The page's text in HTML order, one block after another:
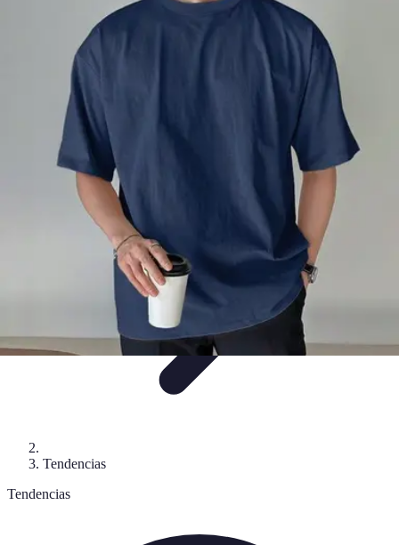
Abrigos y Chaquetas
Consejos de
Estilos y Atuendos
Moda Hombre
Tendencias
Tendencias